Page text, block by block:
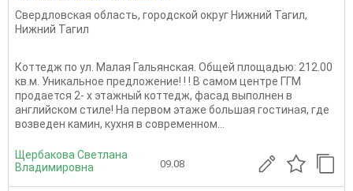
Свердловская область, городской округ Нижний Тагил,
Нижний Тагил
Коттедж по ул. Малая Гальянская. Общей площадью: 212.00
кв.м. Уникальное предложение! ! ! В самом центре ГГМ
продается 2- х этажный коттедж, фасад выполнен в
английском стиле! На первом этаже большая гостиная, где
возведен камин, кухня в современном...
Щербакова Светлана
Владимировна
09.08